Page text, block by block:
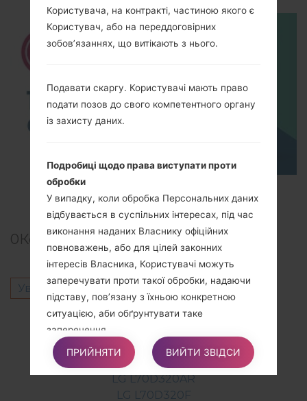
TOP 5 SECRET CODES for LG!
0Коментарі
Увійтищоб залишити коментар.
Інші моделі з цієї серії
LG L70D320
LG L70D320AG
LG L70D320AR
LG L70D320F
Користувача, на контракті, частиною якого є
Користувач, або на переддоговірних
зобов’язаннях, що витікають з нього.
Подавати скаргу. Користувачі мають право
подати позов до свого компетентного органу
із захисту даних.
Подробиці щодо права виступати проти
обробки
У випадку, коли обробка Персональних даних
відбувається в суспільних інтересах, під час
виконання наданих Власнику офіційних
повноважень, або для цілей законних
інтересів Власника, Користувачі можуть
заперечувати проти такої обробки, надаючи
підставу, пов’язану з їхньою конкретною
ситуацією, аби обґрунтувати таке
заперечення.
Однак Користувачі повинні знати, що, якщо
їхні Персональні дані обробляються для
ПРИЙНЯТИ ВИЙТИ ЗВІДСИ